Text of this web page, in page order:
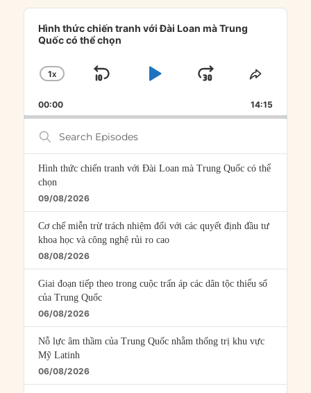
Audio
Player
Hình thức chiến tranh với Đài Loan mà Trung
Quốc có thể chọn
CHANGE
RATE
1X
SKIP
PLAYJUMP
FORWARD
SHARE
00:00 14:15
Search
Episodes
Hình thức chiến tranh với Đài Loan mà Trung Quốc có thể
chọn
09/08/2026
Cơ chế miễn trừ trách nhiệm đối với các quyết định đầu tư
khoa học và công nghệ rủi ro cao
08/08/2026
Giai đoạn tiếp theo trong cuộc trấn áp các dân tộc thiểu số
của Trung Quốc
06/08/2026
Nỗ lực âm thầm của Trung Quốc nhằm thống trị khu vực
Mỹ Latinh
06/08/2026